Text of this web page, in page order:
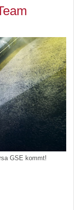
GSE kommt!